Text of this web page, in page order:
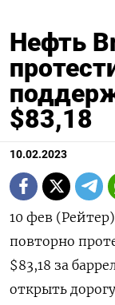
Нефть
$83,18
10.02.2023
10 фев
повторно
$83,18 за
открыть